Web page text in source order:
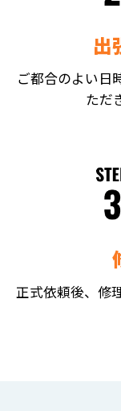
出
ご都合のよい日
ただ
正式依頼後、修